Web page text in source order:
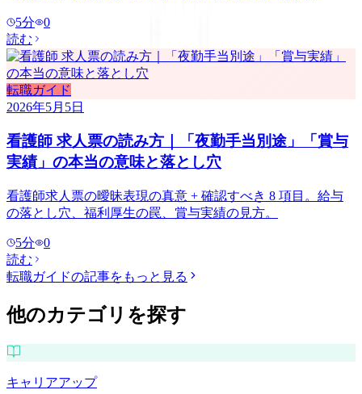
5分
0
読む
転職ガイド
2026年5月5日
看護師 求人票の読み方｜「夜勤手当別途」「賞与
実績」の本当の意味と落とし穴
看護師求人票の曖昧表現の真意 + 確認すべき 8 項目。給与
の落とし穴、福利厚生の罠、賞与実績の見方。
5分
0
読む
転職ガイドの記事をもっと見る
他のカテゴリを探す
キャリアアップ